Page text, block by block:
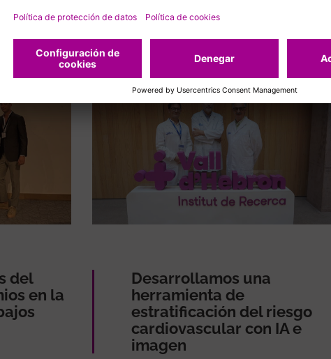
del
en la
Desarrollamos una
herramienta de
estratificación del riesgo
cardiovascular con IA e
imagen